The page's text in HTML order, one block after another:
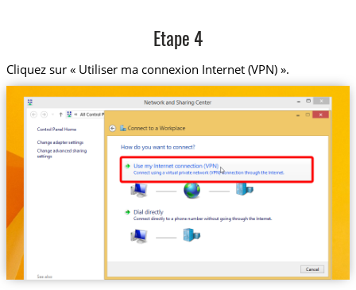
Etape 4
Cliquez sur « Utiliser ma connexion Internet (VPN) ».